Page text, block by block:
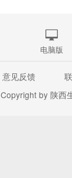
电脑版
意见反馈
Copyright by 陕西